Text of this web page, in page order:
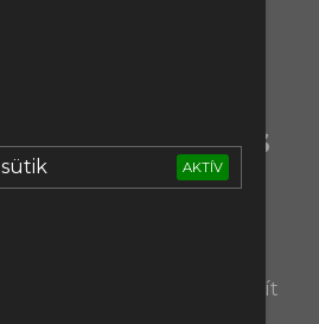
AKTÍV
Atlético ezt is
nem is volt. Nem is számít